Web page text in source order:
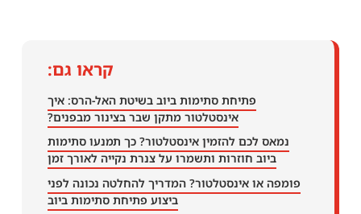
קראו גם:
פתיחת סתימות ביוב בשיטת האל-הרס: איך
אינסטלטור מתקן שבר בצינור מבפנים?
נמאס לכם להזמין אינסטלטור? כך תמנעו סתימות
ביוב חוזרות ותשמרו על צנרת נקייה לאורך זמן
פומפה או אינסטלטור? המדריך להחלטה נכונה לפני
ביצוע פתיחת סתימות ביוב